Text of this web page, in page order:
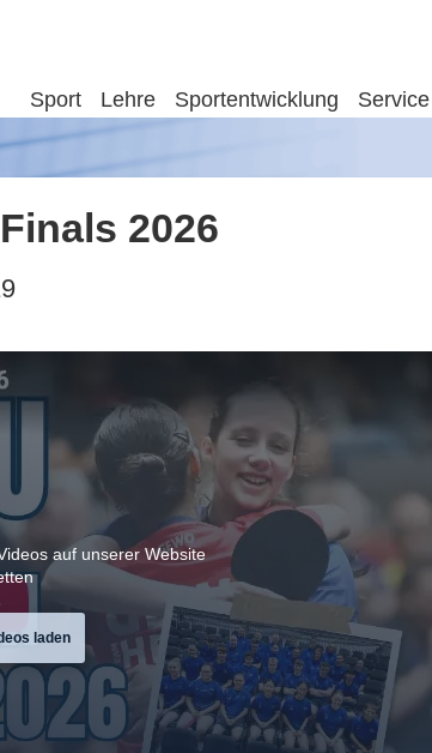
Sport Lehre Sportentwicklung Service
2026
auf unserer Website
laden